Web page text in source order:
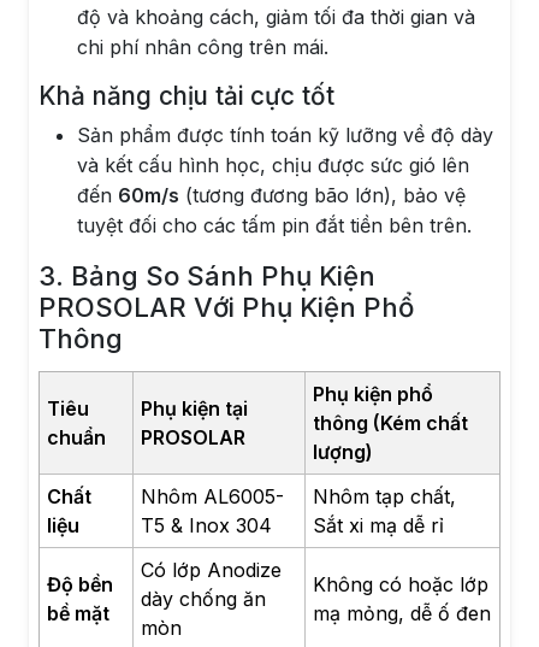
độ và khoảng cách, giảm tối đa thời gian và
chi phí nhân công trên mái.
Khả năng chịu tải cực tốt
Sản phẩm được tính toán kỹ lưỡng về độ dày
và kết cấu hình học, chịu được sức gió lên
đến 60m/s (tương đương bão lớn), bảo vệ
tuyệt đối cho các tấm pin đắt tiền bên trên.
3. Bảng So Sánh Phụ Kiện
PROSOLAR Với Phụ Kiện Phổ
Thông
Tiêu
chuẩn
Phụ kiện tại
PROSOLAR
Phụ kiện phổ
thông (Kém chất
lượng)
Chất
liệu
Nhôm AL6005-
T5 & Inox 304
Nhôm tạp chất,
Sắt xi mạ dễ rỉ
Độ bền
bề mặt
Có lớp Anodize
dày chống ăn
mòn
Không có hoặc lớp
mạ mỏng, dễ ố đen